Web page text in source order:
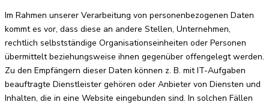
Im Rahmen unserer Verarbeitung von personenbezogenen Daten
kommt es vor, dass diese an andere Stellen, Unternehmen,
rechtlich selbstständige Organisationseinheiten oder Personen
übermittelt beziehungsweise ihnen gegenüber offengelegt werden.
Zu den Empfängern dieser Daten können z. B. mit IT-Aufgaben
beauftragte Dienstleister gehören oder Anbieter von Diensten und
Inhalten, die in eine Website eingebunden sind. In solchen Fällen